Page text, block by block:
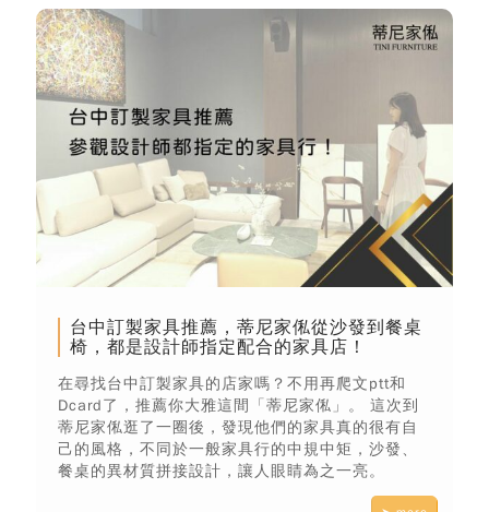
台中訂製家具推薦，蒂尼家俬從沙發到餐桌
椅，都是設計師指定配合的家具店！
在尋找台中訂製家具的店家嗎？不用再爬文ptt和
Dcard了，推薦你大雅這間「蒂尼家俬」。 這次到
蒂尼家俬逛了一圈後，發現他們的家具真的很有自
己的風格，不同於一般家具行的中規中矩，沙發、
餐桌的異材質拼接設計，讓人眼睛為之一亮。